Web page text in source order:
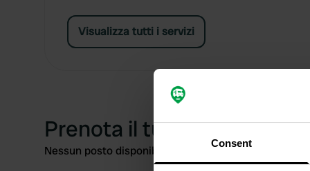
Consent
Visualizza tutti i servizi
Prenota il tuo posto
Nessun posto disponibile nell'intervallo di date